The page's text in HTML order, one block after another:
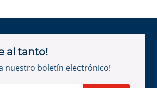
al tanto!
nuestro boletín electrónico!